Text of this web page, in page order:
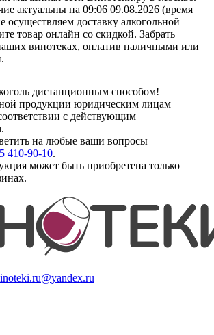
актуальны на 09:06 09.08.2026 (время
осуществляем доставку алкогольной
товар онлайн со скидкой. Забрать
винотеках, оплатив наличными или
дистанционным способом!
продукции юридическим лицам
с действующим
на любые ваши вопросы
410-90-10.
может быть приобретена только